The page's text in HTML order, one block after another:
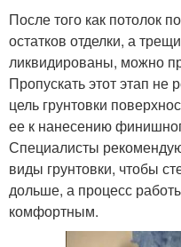
После того как потолок
остатков отделки, а
ликвидированы, можно
Пропускать этот этап не
цель грунтовки
ее к нанесению
Специалисты
виды грунтовки, чтобы
дольше, а процесс
комфортным.